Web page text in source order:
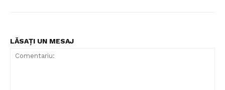
LĂSAȚI UN MESAJ